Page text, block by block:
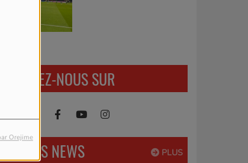
Orejime
NOUS SUR
PLUS
NEWS